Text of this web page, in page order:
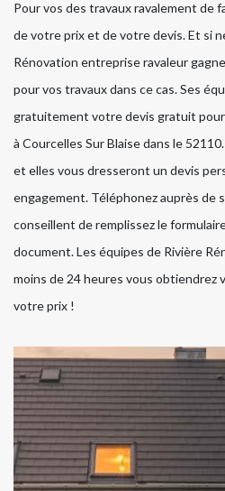
Pour vos des travaux ravalement de
de votre prix et de votre devis. Et si
Rénovation entreprise ravaleur
pour vos travaux dans ce cas. Ses
gratuitement votre devis gratuit
à Courcelles Sur Blaise dans le
et elles vous dresseront un devis
engagement. Téléphonez auprès de
conseillent de remplissez le
document. Les équipes de Rivière
moins de 24 heures vous obtiendrez
votre prix !